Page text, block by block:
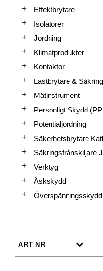
Effektbrytare
Isolatorer
Jordning
Klimatprodukter
Kontaktor
Lastbrytare &
Mätinstrument
Personligt Skydd
Potentialjordning
Säkerhetsbrytare
Säkringsfrånskiljare
Verktyg
Åskskydd
Överspänningsskydd